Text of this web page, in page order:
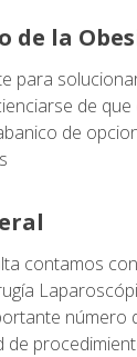
de la
para
de
de
contamos
número
de